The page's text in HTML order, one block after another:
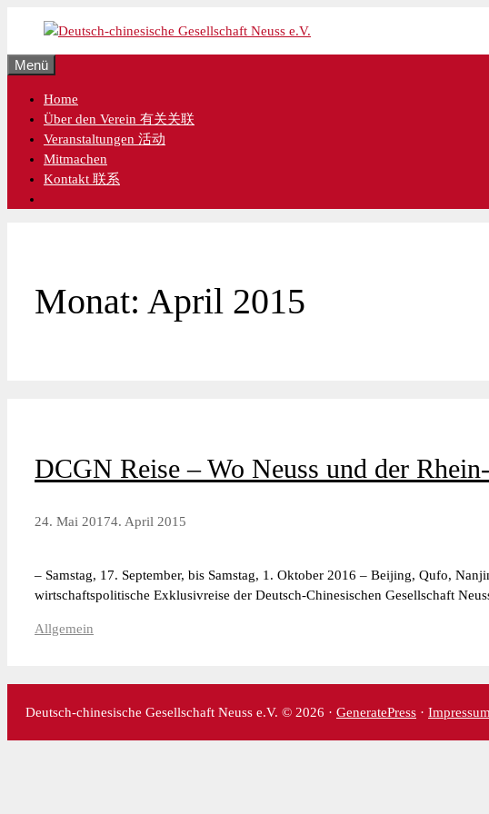
springen
Menü
Home
Über den Verein 有关关联
Veranstaltungen 活动
Mitmachen
Kontakt 联系
Monat: April 2015
DCGN Reise – Wo Neuss und der
24. Mai 20174. April 2015
– Samstag, 17. September, bis Samstag, 1. Oktober 2016 – Beijing, Qufo,
wirtschaftspolitische Exklusivreise der Deutsch-Chinesischen Gesellschaft
Kategorien
Allgemein
Deutsch-chinesische Gesellschaft Neuss e.V. © 2026 · GeneratePress ·